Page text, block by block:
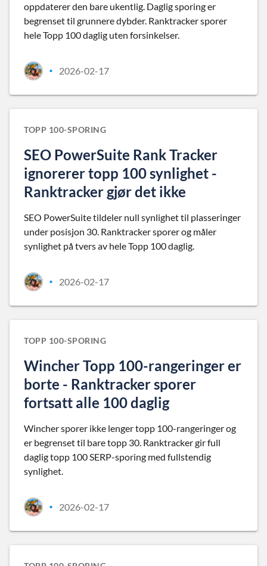
oppdaterer den bare ukentlig. Daglig sporing er
begrenset til grunnere dybder. Ranktracker sporer
hele Topp 100 daglig uten forsinkelser.
• 2026-02-17
TOPP 100-SPORING
SEO PowerSuite Rank Tracker
ignorerer topp 100 synlighet -
Ranktracker gjør det ikke
SEO PowerSuite tildeler null synlighet til plasseringer
under posisjon 30. Ranktracker sporer og måler
synlighet på tvers av hele Topp 100 daglig.
• 2026-02-17
TOPP 100-SPORING
Wincher Topp 100-rangeringer er
borte - Ranktracker sporer
fortsatt alle 100 daglig
Wincher sporer ikke lenger topp 100-rangeringer og
er begrenset til bare topp 30. Ranktracker gir full
daglig topp 100 SERP-sporing med fullstendig
synlighet.
• 2026-02-17